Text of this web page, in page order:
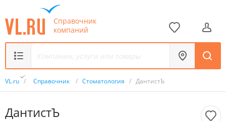
Справочник
компаний
VL.ru / Справочник / Стоматология / ДантистЪ
ДантистЪ